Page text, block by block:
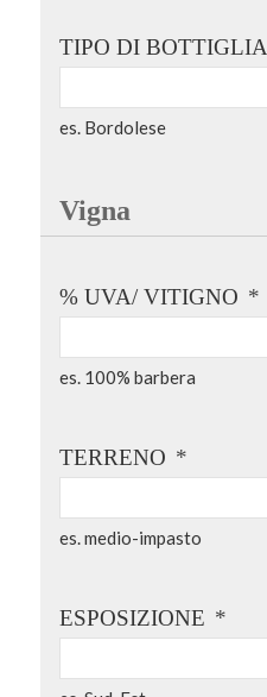
TIPO DI BOTTIGLIA
es. Bordolese
Vigna
% UVA/ VITIGNO *
es. 100% barbera
TERRENO *
es. medio-impasto
ESPOSIZIONE *